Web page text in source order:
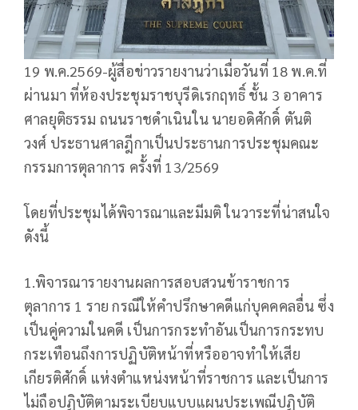
19 พ.ค.2569-ผู้สื่อข่าวรายงานว่าเมื่อวันที่ 18 พ.ค.ที่
ผ่านมา ที่ห้องประชุมราชบุรีดิเรกฤทธิ์ ชั้น 3 อาคาร
ศาลยุติธรรม ถนนราชดำเนินใน นายอดิศักดิ์ ตันติ
วงศ์ ประธานศาลฎีกาเป็นประธานการประชุมคณะ
กรรมการตุลาการ ครั้งที่ 13/2569
โดยที่ประชุมได้พิจารณาและมีมติ ในวาระที่น่าสนใจ
ดังนี้
1.พิจารณารายงานผลการสอบสวนข้าราชการ
ตุลาการ 1 ราย กรณีให้คำปรึกษาคดีแก่บุคคคลอื่น ซึ่ง
เป็นคู่ความในคดี เป็นการกระทำอันเป็นการกระทบ
กระเทือนถึงการปฏิบัติหน้าที่หรืออาจทำให้เสีย
เกียรติศักดิ์ แห่งตำแหน่งหน้าที่ราชการ และเป็นการ
ไม่ถือปฏิบัติตามระเบียบแบบแผนประเพณีปฏิบัติ